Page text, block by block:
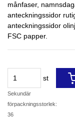
månfaser,
anteckningssidor
anteckningssidor
FSC papper.
st
Sekundär
förpackningsstorlek:
36